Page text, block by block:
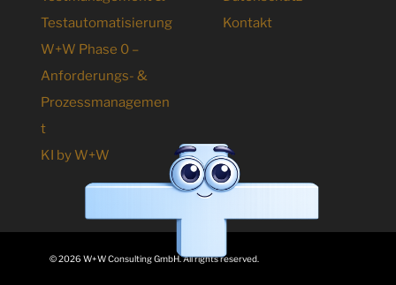
Testautomatisierung
W+W Phase 0 –
Anforderungs- &
Prozessmanagemen
t
KI by W+W
Kontakt
© 2026 W+W Consulting GmbH. All rights reserved.